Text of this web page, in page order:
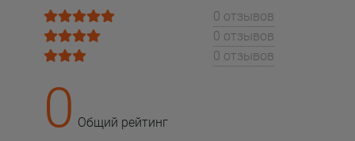
0 отзывов
0 отзывов
0 отзывов
0 Общий рейтинг